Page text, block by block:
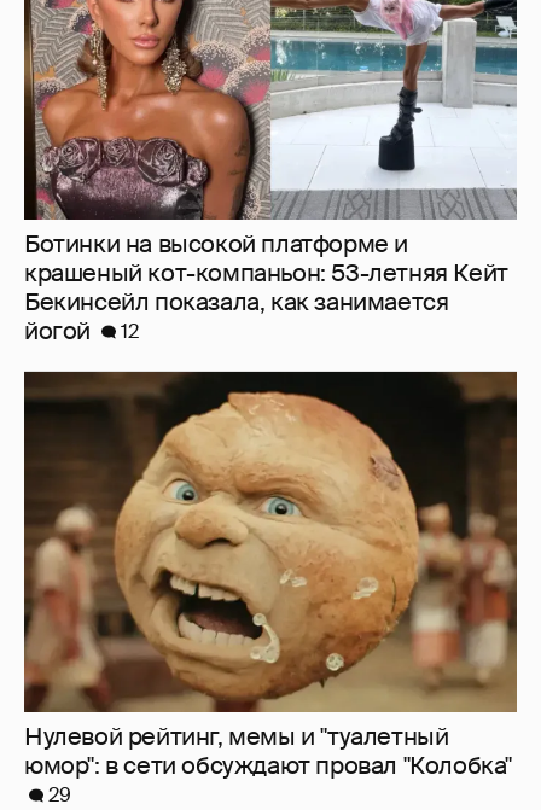
Ботинки на высокой платформе и
крашеный кот-компаньон: 53-летняя Кейт
Бекинсейл показала, как занимается
йогой
12
Нулевой рейтинг, мемы и "туалетный
юмор": в сети обсуждают провал "Колобка"
29